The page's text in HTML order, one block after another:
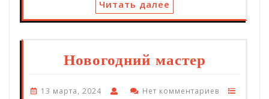
Читать далее
Новогодний мастер
13 марта, 2024
Нет комментариев